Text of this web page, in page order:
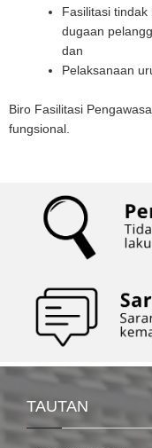
Fasilitasi
dugaan
dan
Pelaksanaan
Biro Fasilitasi
fungsional.
TAUTAN